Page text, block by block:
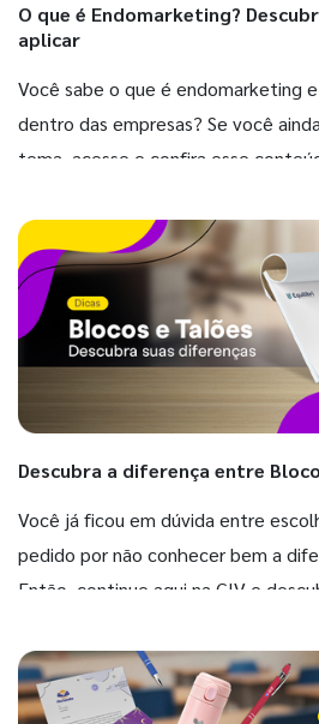
O que é Endomarketing?
aplicar
Você sabe o que é endomarketing
dentro das empresas? Se você
tema, acesse e confira esse
Descubra a diferença entre
Você já ficou em dúvida entre
pedido por não conhecer bem a
Então, continue aqui na GIV e